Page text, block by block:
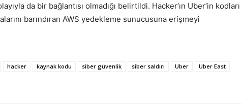
da bir bağlantısı olmadığı belirtildi. Hacker’ın Uber’in kodları
barındıran AWS yedekleme sunucusuna erişmeyi
hacker kaynak kodu siber güvenlik siber saldırı Uber
Uber East